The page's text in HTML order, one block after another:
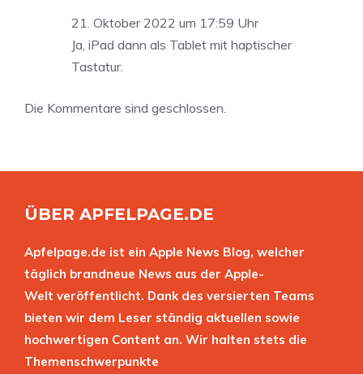
21. Oktober 2022 um 17:59 Uhr
Ja, iPad dann als Tablet mit haptischer
Tastatur.
Die Kommentare sind geschlossen.
ÜBER APFELPAGE.DE
Apfelpage.de ist ein Apple News Blog, welcher
täglich brandneue News aus der Apple-
Welt veröffentlicht. Dank des versierten Teams
bieten wir dem Leser ständig aktuellen sowie
hochwertigen Content an. Wir halten stets die
Themenschwerpunkte